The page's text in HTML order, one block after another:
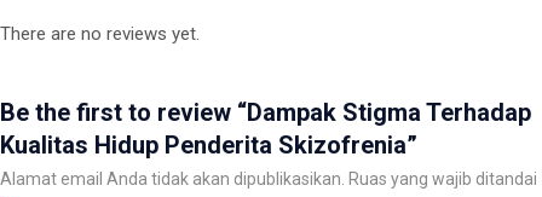
There are no reviews yet.
Be the first to review “Dampak Stigma Terhadap
Kualitas Hidup Penderita Skizofrenia”
Alamat email Anda tidak akan dipublikasikan. Ruas yang wajib ditandai